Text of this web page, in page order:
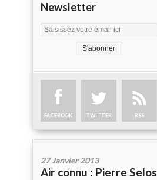
Newsletter
FACEBOOK TWITTER RSS
27 Janvier 2013
Air connu : Pierre Selos